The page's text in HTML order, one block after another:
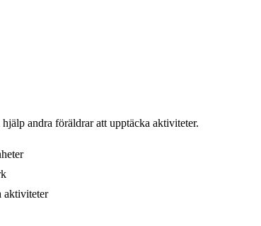
andra föräldrar att upptäcka aktiviteter.
aktiviteter